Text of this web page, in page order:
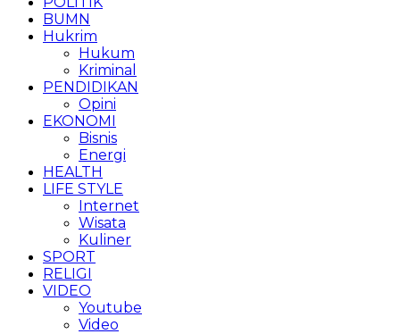
BUMN
Hukrim
Hukum
Kriminal
PENDIDIKAN
Opini
EKONOMI
Bisnis
Energi
HEALTH
LIFE STYLE
Internet
Wisata
Kuliner
SPORT
RELIGI
VIDEO
Youtube
Video